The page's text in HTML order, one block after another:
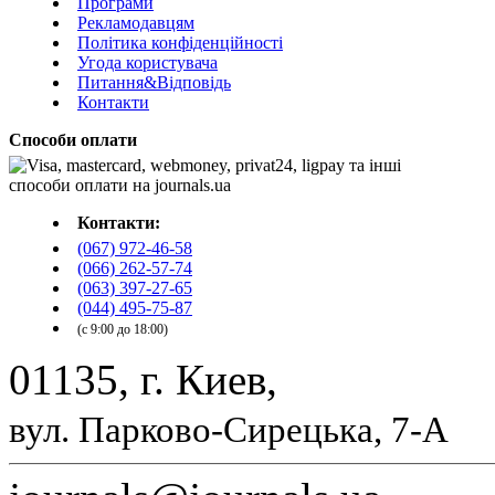
Рекламодавцям
Політика конфіденційності
Угода користувача
Питання&Відповідь
Контакти
Способи оплати
Контакти:
(067) 972-46-58
(066) 262-57-74
(063) 397-27-65
(044) 495-75-87
(с 9:00 до 18:00)
01135, г. Киев,
вул. Парково-Сирецька, 7-А